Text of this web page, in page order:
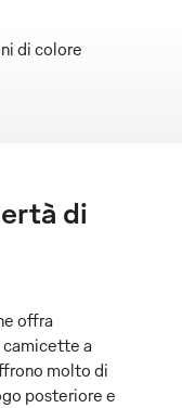
di colore
di
offra
camicette a
molto di
posteriore e